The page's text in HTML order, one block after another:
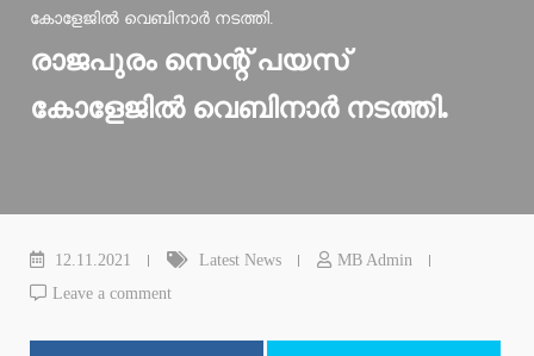
കോളേജില്‍ വെബിനാര്‍ നടത്തി.
രാജപുരം സെന്റ് പയസ്
കോളേജില്‍ വെബിനാര്‍ നടത്തി.
12.11.2021 Latest News
MB Admin
Leave a comment